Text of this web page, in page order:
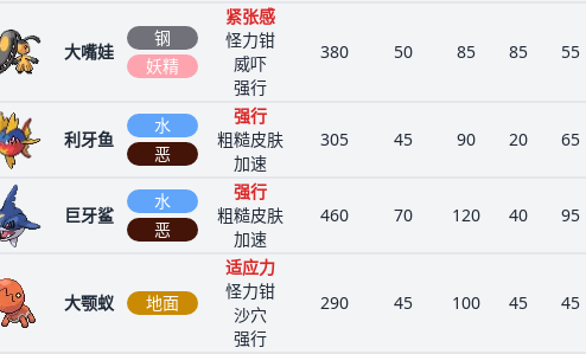
大嘴娃
钢
妖精
紧张感
怪力钳
威吓
强行
380 50 85 85 55
利牙鱼
水
恶
强行
粗糙皮肤
加速
305 45 90 20 65
巨牙鲨
水
恶
强行
粗糙皮肤
加速
460 70 120 40 95
大颚蚁 地面
适应力
怪力钳
沙穴
强行
290 45 100 45 45